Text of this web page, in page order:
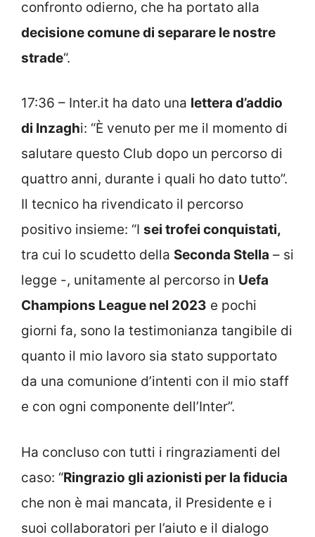
confronto odierno, che ha portato alla
decisione comune di separare le nostre
strade“.
17:36 – Inter.it ha dato una lettera d’addio
di Inzaghi: “È venuto per me il momento di
salutare questo Club dopo un percorso di
quattro anni, durante i quali ho dato tutto”.
Il tecnico ha rivendicato il percorso
positivo insieme: “I sei trofei conquistati,
tra cui lo scudetto della Seconda Stella – si
legge -, unitamente al percorso in Uefa
Champions League nel 2023 e pochi
giorni fa, sono la testimonianza tangibile di
quanto il mio lavoro sia stato supportato
da una comunione d’intenti con il mio staff
e con ogni componente dell’Inter”.
Ha concluso con tutti i ringraziamenti del
caso: “Ringrazio gli azionisti per la fiducia
che non è mai mancata, il Presidente e i
suoi collaboratori per l’aiuto e il dialogo